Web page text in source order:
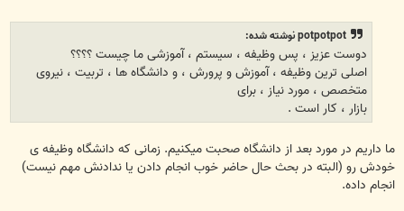
potpotpot نوشته شده:
دوست عزیز ، پس وظیفه ، سیستم ، آموزشی ما چیست ؟؟؟؟
اصلی ترین وظیفه ، آموزش و پرورش ، و دانشگاه ها ، تربیت ، نیروی
متخصص ، مورد نیاز ، برای
بازار ، کار است .
ما داریم در مورد بعد از دانشگاه صحبت میکنیم. زمانی که دانشگاه وظیفه ی
خودش رو (البته در بحث حال حاضر خوب انجام دادن یا ندادنش مهم نیست)
انجام داده.